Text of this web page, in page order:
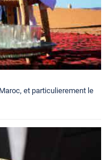
et particulierement le